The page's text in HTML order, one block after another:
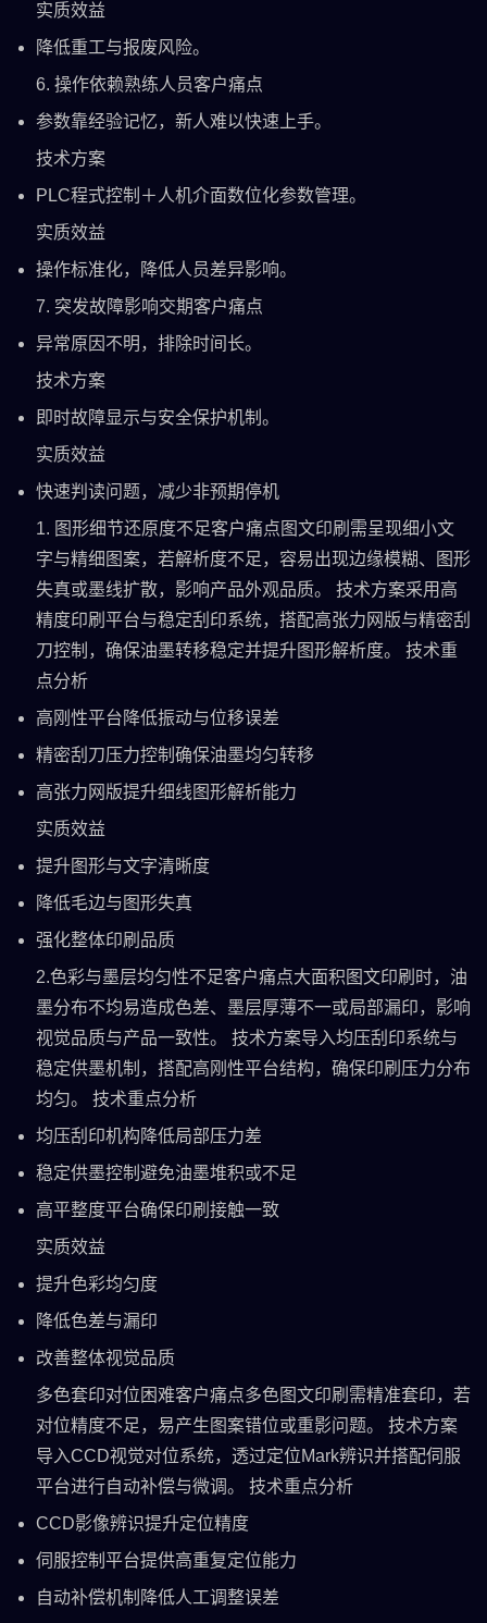
实质效益
降低重工与报废风险。
6. 操作依赖熟练人员客户痛点
参数靠经验记忆，新人难以快速上手。
技术方案
PLC程式控制＋人机介面数位化参数管理。
实质效益
操作标准化，降低人员差异影响。
7. 突发故障影响交期客户痛点
异常原因不明，排除时间长。
技术方案
即时故障显示与安全保护机制。
实质效益
快速判读问题，减少非预期停机
1. 图形细节还原度不足客户痛点图文印刷需呈现细小文
字与精细图案，若解析度不足，容易出现边缘模糊、图形
失真或墨线扩散，影响产品外观品质。 技术方案采用高
精度印刷平台与稳定刮印系统，搭配高张力网版与精密刮
刀控制，确保油墨转移稳定并提升图形解析度。 技术重
点分析
高刚性平台降低振动与位移误差
精密刮刀压力控制确保油墨均匀转移
高张力网版提升细线图形解析能力
实质效益
提升图形与文字清晰度
降低毛边与图形失真
强化整体印刷品质
2.色彩与墨层均匀性不足客户痛点大面积图文印刷时，油
墨分布不均易造成色差、墨层厚薄不一或局部漏印，影响
视觉品质与产品一致性。 技术方案导入均压刮印系统与
稳定供墨机制，搭配高刚性平台结构，确保印刷压力分布
均匀。 技术重点分析
均压刮印机构降低局部压力差
稳定供墨控制避免油墨堆积或不足
高平整度平台确保印刷接触一致
实质效益
提升色彩均匀度
降低色差与漏印
改善整体视觉品质
多色套印对位困难客户痛点多色图文印刷需精准套印，若
对位精度不足，易产生图案错位或重影问题。 技术方案
导入CCD视觉对位系统，透过定位Mark辨识并搭配伺服
平台进行自动补偿与微调。 技术重点分析
CCD影像辨识提升定位精度
伺服控制平台提供高重复定位能力
自动补偿机制降低人工调整误差